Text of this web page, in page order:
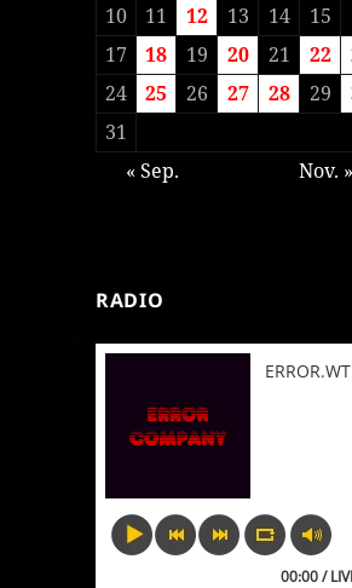
10
11 12 13 14 15
17
18 19 20 21 22
24
25 26 27 28 29
31
« Sep.
Nov. »
RADIO
00:00 /